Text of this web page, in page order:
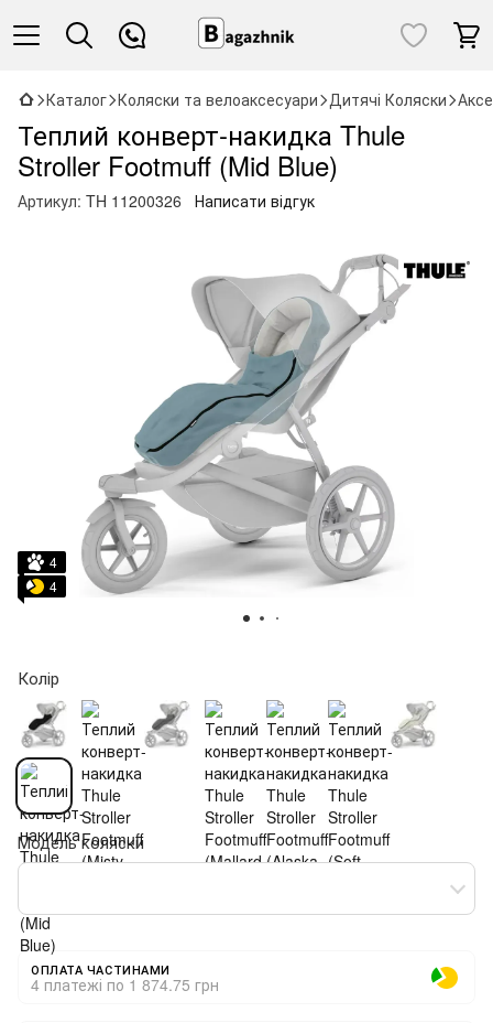
Каталог Коляски та велоаксесуари Дитячі Коляски
Теплий конверт-накидка Thule
Stroller Footmuff (Mid Blue)
Артикул: TH 11200326 Написати відгук
4
4
Колір
Модель коляски
ОПЛАТА ЧАСТИНАМИ
4 платежі по 1 874.75 грн